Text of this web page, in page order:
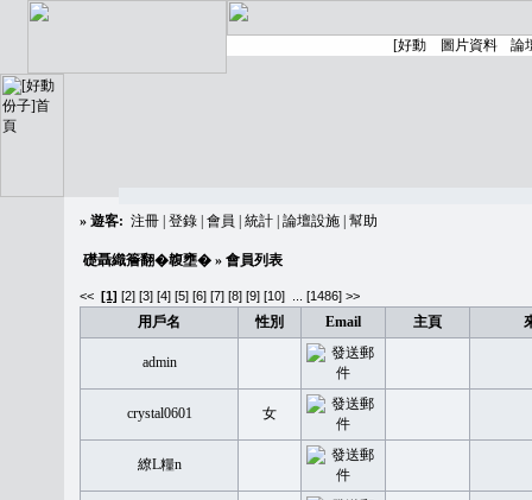
» 遊客: 注冊 登錄 會員 統計 論壇設施 幫助
礎聶織簷翻�䪖壅� » 會員列表
<< [1] [2] [3] [4] [5] [6] [7] [8] [9] [10] [1486] >>
用戶名 性別 Email 主頁
admin
crystal0601 女
繚L糧n